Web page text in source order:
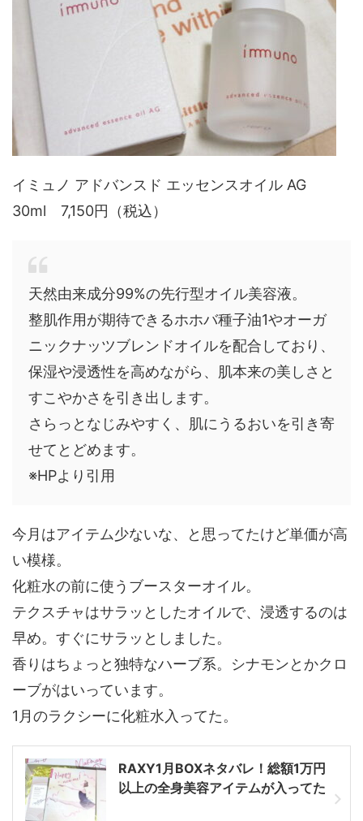
イミュノ アドバンスド エッセンスオイル AG
30ml 7,150円（税込）
天然由来成分99%の先行型オイル美容液。
整肌作用が期待できるホホバ種子油1やオーガ
ニックナッツブレンドオイルを配合しており、
保湿や浸透性を高めながら、肌本来の美しさと
すこやかさを引き出します。
さらっとなじみやすく、肌にうるおいを引き寄
せてとどめます。
※HPより引用
今月はアイテム少ないな、と思ってたけど単価が高
い模様。
化粧水の前に使うブースターオイル。
テクスチャはサラッとしたオイルで、浸透するのは
早め。すぐにサラッとしました。
香りはちょっと独特なハーブ系。シナモンとかクロ
ーブがはいっています。
1月のラクシーに化粧水入ってた。
RAXY1月BOXネタバレ！総額1万円
以上の全身美容アイテムが入ってた